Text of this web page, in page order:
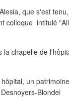
que s'est
colloque intitulé
chapelle de